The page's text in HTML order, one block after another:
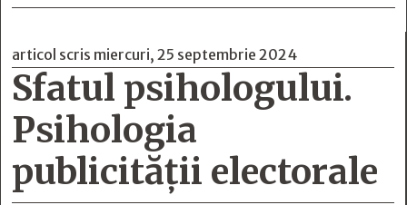
articol scris miercuri, 25 septembrie 2024
Sfatul psihologului.
Psihologia
publicităţii electorale